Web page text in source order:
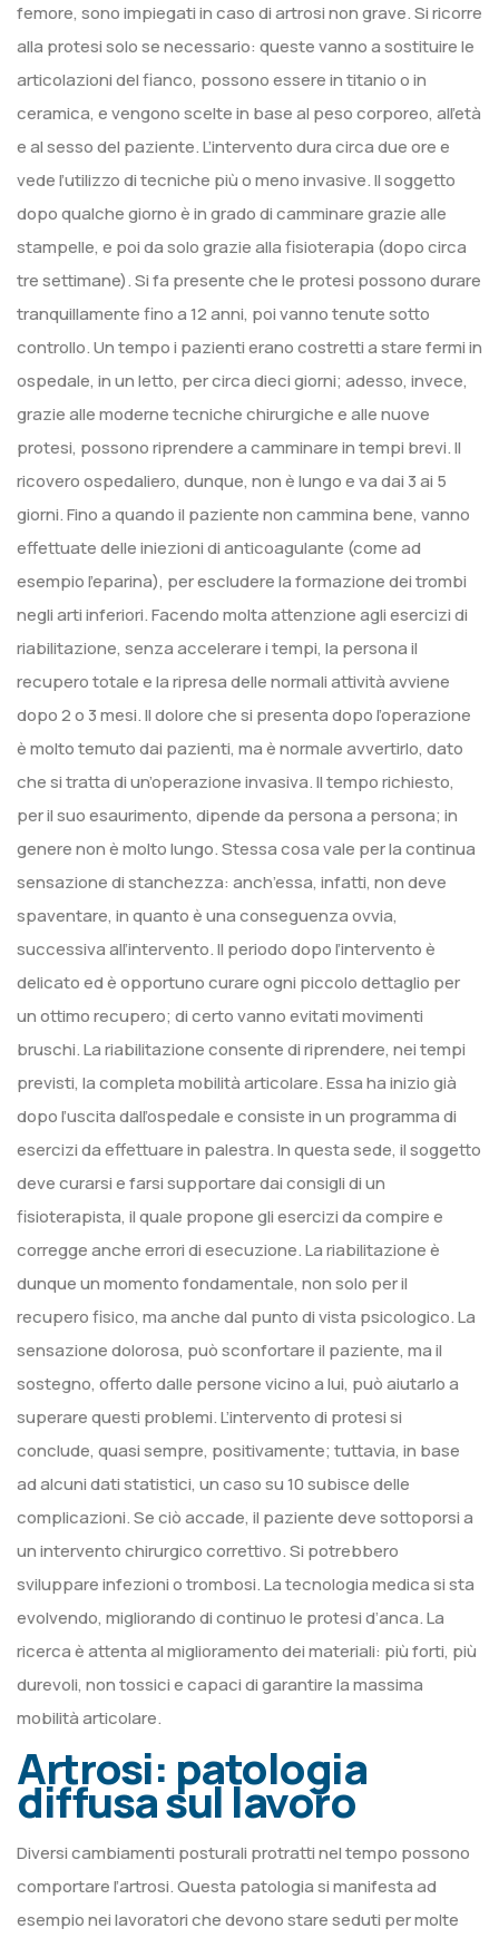
femore, sono impiegati in caso di artrosi non grave. Si ricorre
alla protesi solo se necessario: queste vanno a sostituire le
articolazioni del fianco, possono essere in titanio o in
ceramica, e vengono scelte in base al peso corporeo, all’età
e al sesso del paziente. L’intervento dura circa due ore e
vede l’utilizzo di tecniche più o meno invasive. Il soggetto
dopo qualche giorno è in grado di camminare grazie alle
stampelle, e poi da solo grazie alla fisioterapia (dopo circa
tre settimane). Si fa presente che le protesi possono durare
tranquillamente fino a 12 anni, poi vanno tenute sotto
controllo. Un tempo i pazienti erano costretti a stare fermi in
ospedale, in un letto, per circa dieci giorni; adesso, invece,
grazie alle moderne tecniche chirurgiche e alle nuove
protesi, possono riprendere a camminare in tempi brevi. Il
ricovero ospedaliero, dunque, non è lungo e va dai 3 ai 5
giorni. Fino a quando il paziente non cammina bene, vanno
effettuate delle iniezioni di anticoagulante (come ad
esempio l’eparina), per escludere la formazione dei trombi
negli arti inferiori. Facendo molta attenzione agli esercizi di
riabilitazione, senza accelerare i tempi, la persona il
recupero totale e la ripresa delle normali attività avviene
dopo 2 o 3 mesi. Il dolore che si presenta dopo l’operazione
è molto temuto dai pazienti, ma è normale avvertirlo, dato
che si tratta di un’operazione invasiva. Il tempo richiesto,
per il suo esaurimento, dipende da persona a persona; in
genere non è molto lungo. Stessa cosa vale per la continua
sensazione di stanchezza: anch’essa, infatti, non deve
spaventare, in quanto è una conseguenza ovvia,
successiva all’intervento. Il periodo dopo l’intervento è
delicato ed è opportuno curare ogni piccolo dettaglio per
un ottimo recupero; di certo vanno evitati movimenti
bruschi. La riabilitazione consente di riprendere, nei tempi
previsti, la completa mobilità articolare. Essa ha inizio già
dopo l’uscita dall’ospedale e consiste in un programma di
esercizi da effettuare in palestra. In questa sede, il soggetto
deve curarsi e farsi supportare dai consigli di un
fisioterapista, il quale propone gli esercizi da compire e
corregge anche errori di esecuzione. La riabilitazione è
dunque un momento fondamentale, non solo per il
recupero fisico, ma anche dal punto di vista psicologico. La
sensazione dolorosa, può sconfortare il paziente, ma il
sostegno, offerto dalle persone vicino a lui, può aiutarlo a
superare questi problemi. L’intervento di protesi si
conclude, quasi sempre, positivamente; tuttavia, in base
ad alcuni dati statistici, un caso su 10 subisce delle
complicazioni. Se ciò accade, il paziente deve sottoporsi a
un intervento chirurgico correttivo. Si potrebbero
sviluppare infezioni o trombosi. La tecnologia medica si sta
evolvendo, migliorando di continuo le protesi d’anca. La
ricerca è attenta al miglioramento dei materiali: più forti, più
durevoli, non tossici e capaci di garantire la massima
mobilità articolare.
Artrosi: patologia
diffusa sul lavoro
Diversi cambiamenti posturali protratti nel tempo possono
comportare l’artrosi. Questa patologia si manifesta ad
esempio nei lavoratori che devono stare seduti per molte